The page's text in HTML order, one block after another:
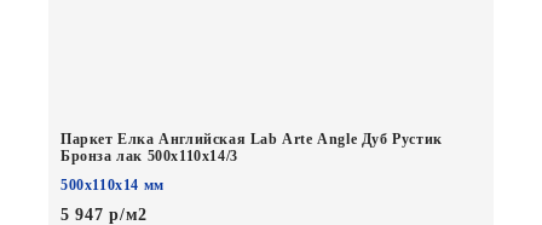
Паркет Елка Английская Lab Arte Angle Дуб Рустик
Бронза лак 500х110х14/3
500х110х14 мм
5 947 р/м2